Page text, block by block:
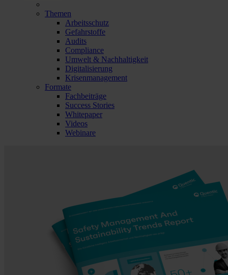
Themen
Arbeitsschutz
Gefahrstoffe
Audits
Compliance
Umwelt & Nachhaltigkeit
Digitalisierung
Krisenmanagement
Formate
Fachbeiträge
Success Stories
Whitepaper
Videos
Webinare